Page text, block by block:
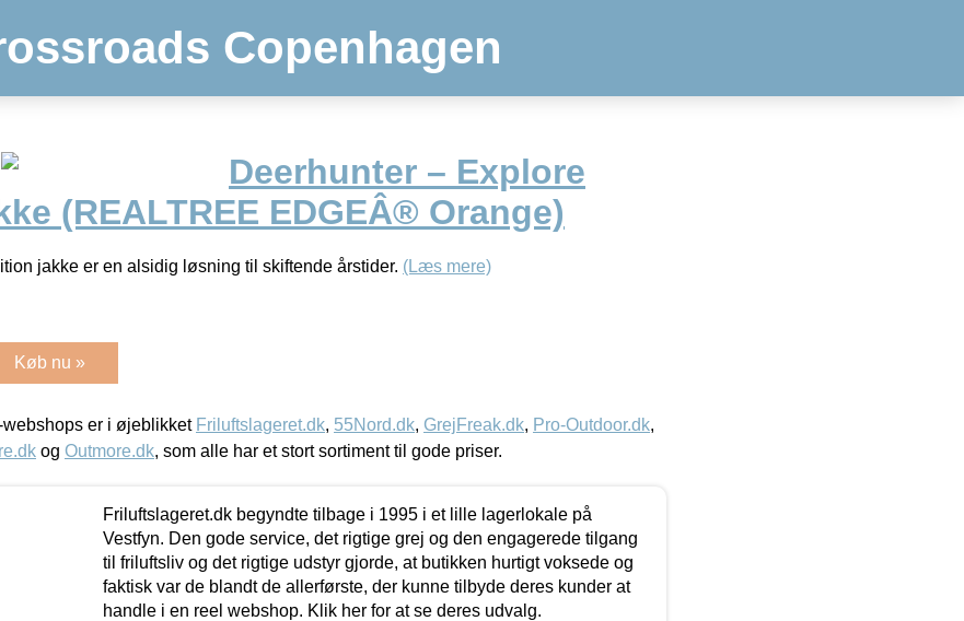
Copenhagen
Deerhunter – Explore
(REALTREE EDGEÂ® Orange)
jakke er en alsidig løsning til skiftende årstider. (Læs mere)
Køb nu »
er i øjeblikket Friluftslageret.dk, 55Nord.dk, GrejFreak.dk, Pro-Outdoor.dk,
og Outmore.dk, som alle har et stort sortiment til gode priser.
Friluftslageret.dk begyndte tilbage i 1995 i et lille lagerlokale på
Vestfyn. Den gode service, det rigtige grej og den engagerede tilgang
til friluftsliv og det rigtige udstyr gjorde, at butikken hurtigt voksede og
faktisk var de blandt de allerførste, der kunne tilbyde deres kunder at
handle i en reel webshop. Klik her for at se deres udvalg.